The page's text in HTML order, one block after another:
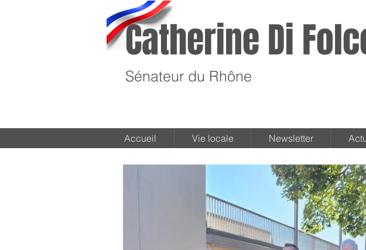
Catherine Di
Sénateur du Rhône
Accueil Vie locale Newsletter